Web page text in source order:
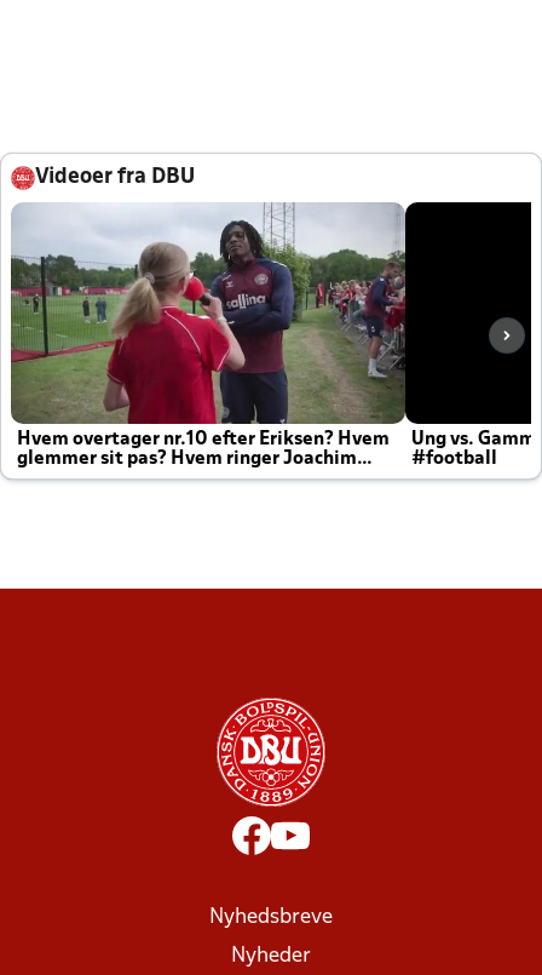
Videoer fra DBU
Hvem overtager nr.10 efter Eriksen? Hvem
glemmer sit pas? Hvem ringer Joachim
altid til efter kampe?
Ung vs.
#football
Nyhedsbreve
Nyheder